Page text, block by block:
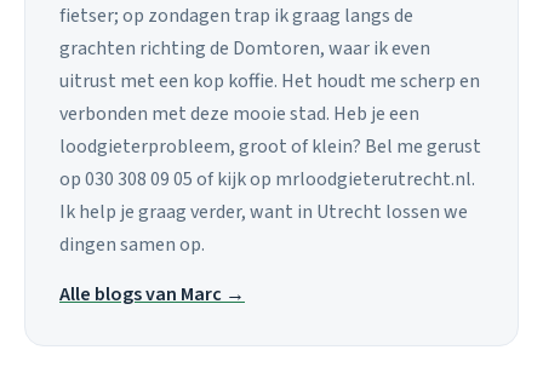
fietser; op zondagen trap ik graag langs de
grachten richting de Domtoren, waar ik even
uitrust met een kop koffie. Het houdt me scherp en
verbonden met deze mooie stad. Heb je een
loodgieterprobleem, groot of klein? Bel me gerust
op 030 308 09 05 of kijk op mrloodgieterutrecht.nl.
Ik help je graag verder, want in Utrecht lossen we
dingen samen op.
Alle blogs van Marc →